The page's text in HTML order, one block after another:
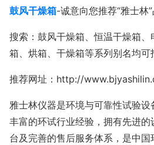
鼓风干燥箱-诚意向您推荐“雅士林”
搜索：鼓风干燥箱、恒温干燥箱
箱、烘箱、干燥箱等系列别名均可
推荐网址：http://
雅士林仪器是环境与可靠性试验
丰富的环试行业经验，拥有先进
台及完善的售后服务体系，是中